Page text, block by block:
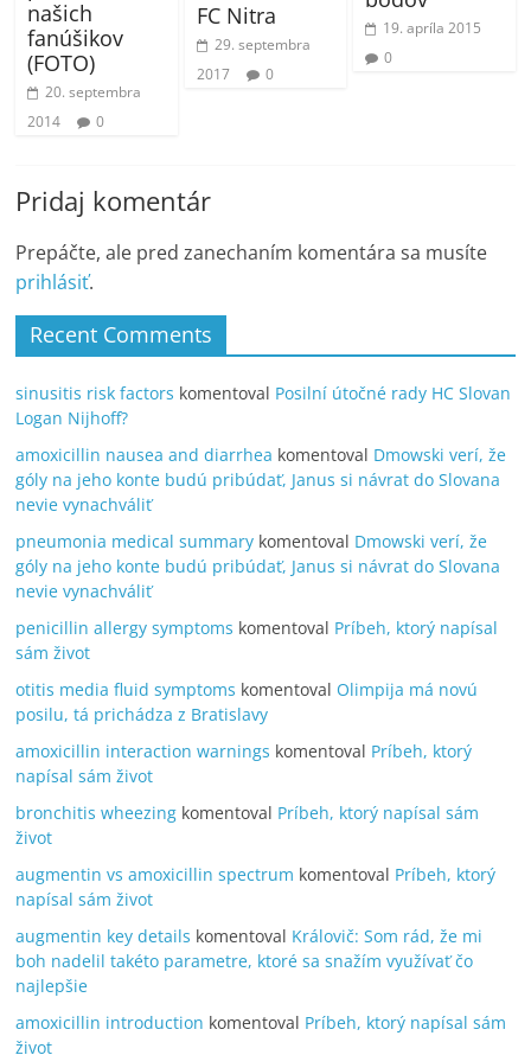
našich
fanúšikov
(FOTO)
20. septembra
2014
0
FC Nitra
29. septembra
2017
0
19. apríla 2015
0
Pridaj komentár
Prepáčte, ale pred zanechaním komentára sa musíte
prihlásiť.
Recent Comments
sinusitis risk factors komentoval Posilní útočné rady HC Slovan
Logan Nijhoff?
amoxicillin nausea and diarrhea komentoval Dmowski verí, že
góly na jeho konte budú pribúdať, Janus si návrat do Slovana
nevie vynachváliť
pneumonia medical summary komentoval Dmowski verí, že
góly na jeho konte budú pribúdať, Janus si návrat do Slovana
nevie vynachváliť
penicillin allergy symptoms komentoval Príbeh, ktorý napísal
sám život
otitis media fluid symptoms komentoval Olimpija má novú
posilu, tá prichádza z Bratislavy
amoxicillin interaction warnings komentoval Príbeh, ktorý
napísal sám život
bronchitis wheezing komentoval Príbeh, ktorý napísal sám
život
augmentin vs amoxicillin spectrum komentoval Príbeh, ktorý
napísal sám život
augmentin key details komentoval Královič: Som rád, že mi
boh nadelil takéto parametre, ktoré sa snažím využívať čo
najlepšie
amoxicillin introduction komentoval Príbeh, ktorý napísal sám
život